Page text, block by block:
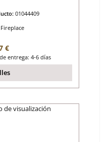
01044409
Fireplace
normal:
€
entrega: 4-6 días